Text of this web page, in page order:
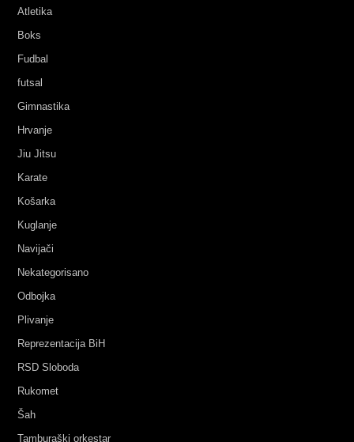
Atletika
Boks
Fudbal
futsal
Gimnastika
Hrvanje
Jiu Jitsu
Karate
Košarka
Kuglanje
Navijači
Nekategorisano
Odbojka
Plivanje
Reprezentacija BiH
RSD Sloboda
Rukomet
Šah
Tamburaški orkestar